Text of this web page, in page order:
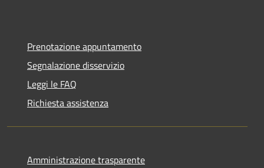
Prenotazione appuntamento
Segnalazione disservizio
Leggi le FAQ
Richiesta assistenza
Amministrazione trasparente